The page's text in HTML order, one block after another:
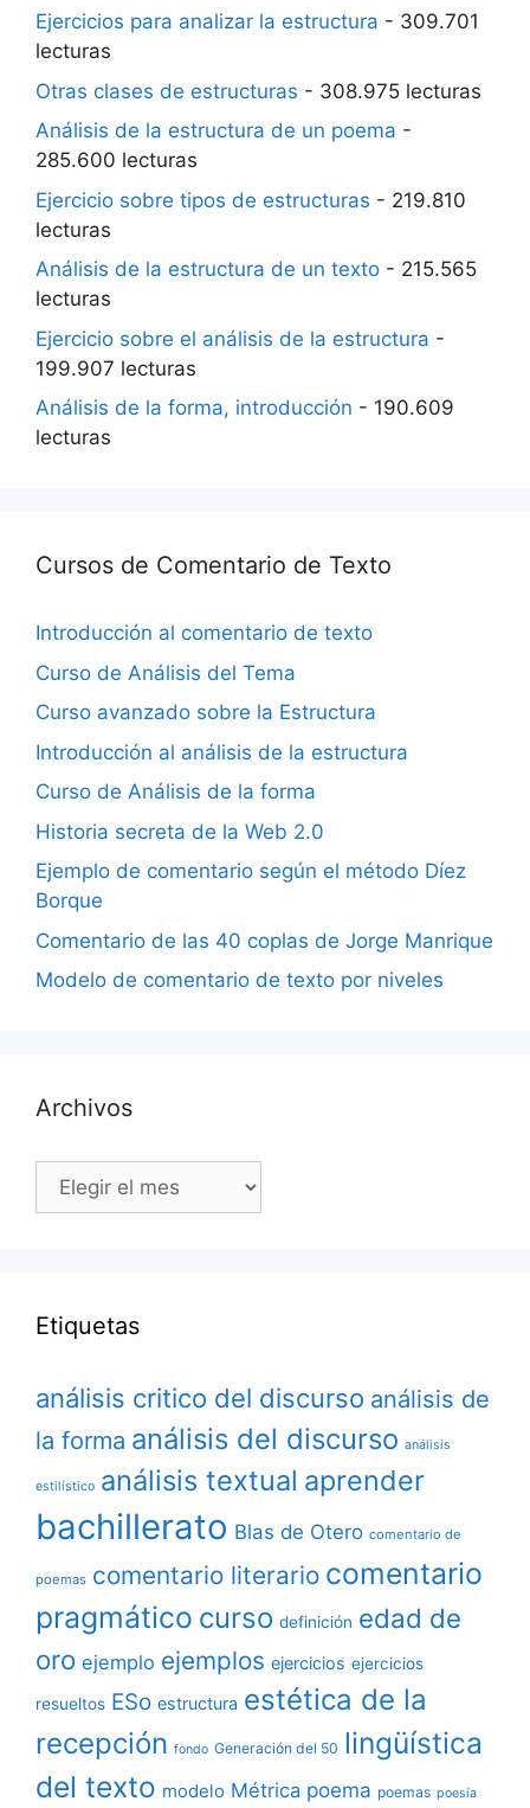
Ejercicios para analizar la estructura - 309.701
lecturas
Otras clases de estructuras - 308.975 lecturas
Análisis de la estructura de un poema -
285.600 lecturas
Ejercicio sobre tipos de estructuras - 219.810
lecturas
Análisis de la estructura de un texto - 215.565
lecturas
Ejercicio sobre el análisis de la estructura -
199.907 lecturas
Análisis de la forma, introducción - 190.609
lecturas
Cursos de Comentario de Texto
Introducción al comentario de texto
Curso de Análisis del Tema
Curso avanzado sobre la Estructura
Introducción al análisis de la estructura
Curso de Análisis de la forma
Historia secreta de la Web 2.0
Ejemplo de comentario según el método Díez
Borque
Comentario de las 40 coplas de Jorge Manrique
Modelo de comentario de texto por niveles
Archivos
Archivos
Etiquetas
análisis critico del discurso análisis de
la forma análisis del discurso análisis
estilístico análisis textual aprender
bachillerato Blas de Otero comentario de
poemas comentario literario comentario
pragmático curso definición edad de
oro ejemplo ejemplos ejercicios ejercicios
resueltos ESo estructura estética de la
recepción fondo Generación del 50 lingüística
del texto modelo Métrica poema poemas poesía